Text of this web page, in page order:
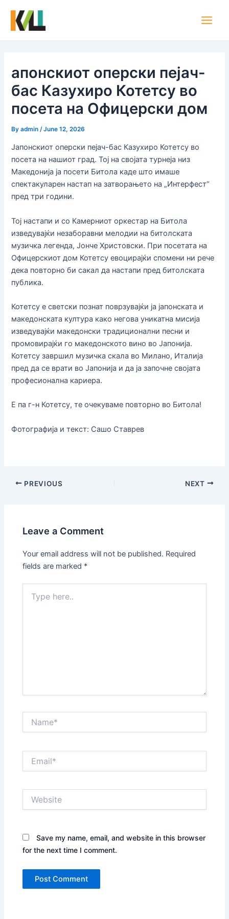
content
апонскиот оперски пејач-
бас Казухиро Котетсу во
посета на Офицерски дом
Byadmin /June 12, 2026
Јапонскиот оперски пејач-бас Казухиро Котетсу во
посета на нашиот град. Тој на својата турнеја низ
Македонија ја посети Битола каде што имаше
спектакуларен настап на затворањето на „Интерфест“
пред три години.
Тој настапи и со Камерниот оркестар на Битола
изведувајќи незаборавни мелодии на битолската
музичка легенда, Јонче Христовски. При посетата на
Офицерскиот дом Котетсу евоцирајќи спомени ни рече
дека повторно би сакал да настапи пред битолската
публика.
Котетсу е светски познат поврзувајќи ја јапонската и
македонската култура како негова уникатна мисија
изведувајќи македонски традиционални песни и
промовирајќи го македонското вино во Јапонија.
Котетсу завршил музичка скала во Милано, Италија
пред да се врати во Јапонија и да ја започне својата
професионална кариера.
Е па г-н Котетсу, те очекуваме повторно во Битола!
Фотографија и текст: Сашо Ставрев
navigation
PREVIOUS NEXT
Leave a Comment
Your email address will not be published. Required
fields are marked *
here..
Save my name, email, and website in this browser
for the next time I comment.